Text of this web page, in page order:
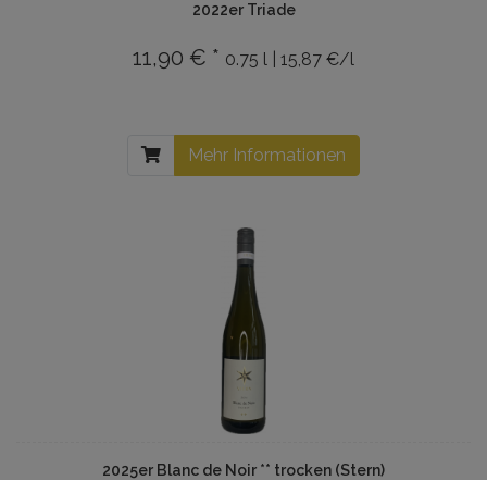
2022er Triade
11,90 € * 0.75 l | 15,87 €/l
Mehr Informationen
2025er Blanc de Noir ** trocken (Stern)